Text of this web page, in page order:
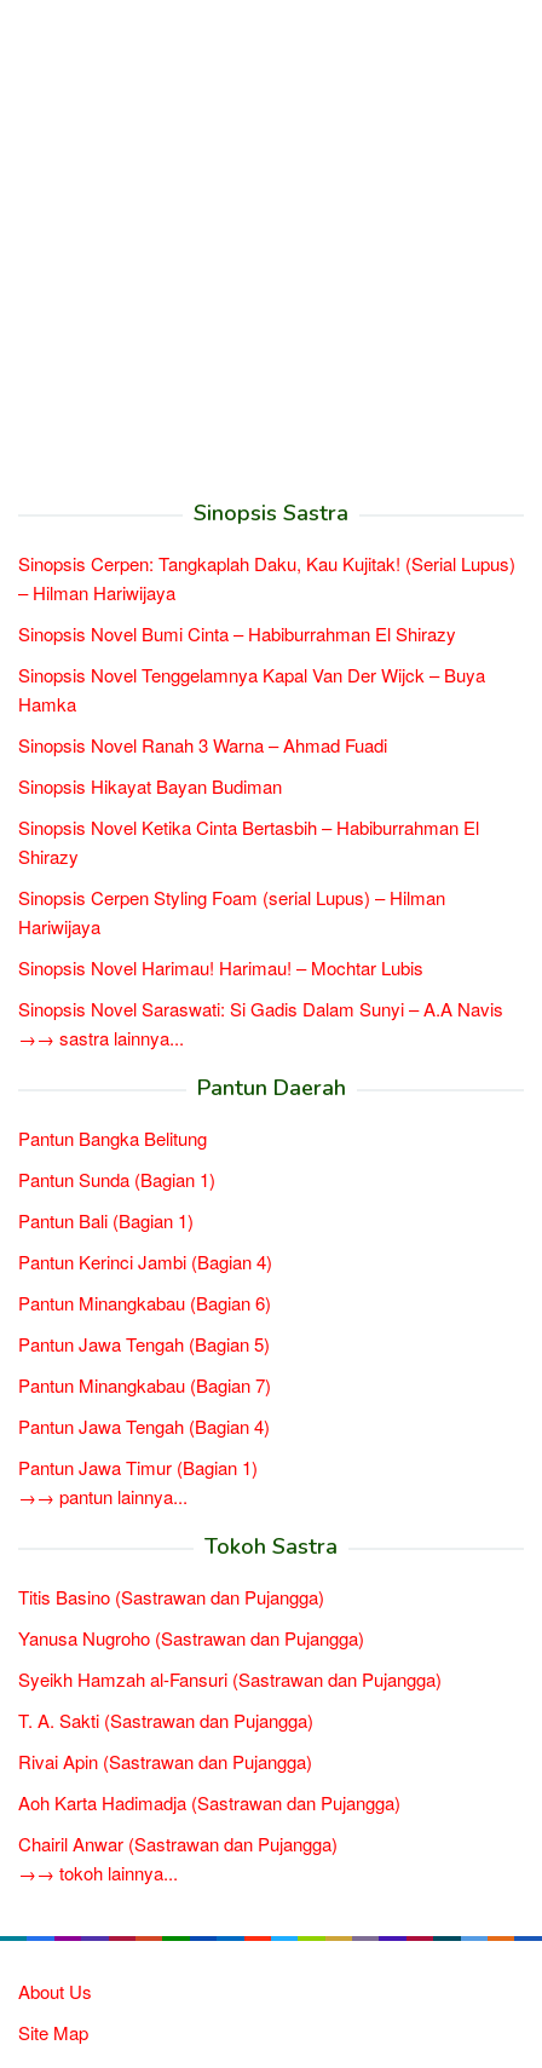
Sinopsis Sastra
Sinopsis Cerpen: Tangkaplah Daku, Kau Kujitak! (Serial Lupus)
– Hilman Hariwijaya
Sinopsis Novel Bumi Cinta – Habiburrahman El Shirazy
Sinopsis Novel Tenggelamnya Kapal Van Der Wijck – Buya
Hamka
Sinopsis Novel Ranah 3 Warna – Ahmad Fuadi
Sinopsis Hikayat Bayan Budiman
Sinopsis Novel Ketika Cinta Bertasbih – Habiburrahman El
Shirazy
Sinopsis Cerpen Styling Foam (serial Lupus) – Hilman
Hariwijaya
Sinopsis Novel Harimau! Harimau! – Mochtar Lubis
Sinopsis Novel Saraswati: Si Gadis Dalam Sunyi – A.A Navis
→→ sastra lainnya...
Pantun Daerah
Pantun Bangka Belitung
Pantun Sunda (Bagian 1)
Pantun Bali (Bagian 1)
Pantun Kerinci Jambi (Bagian 4)
Pantun Minangkabau (Bagian 6)
Pantun Jawa Tengah (Bagian 5)
Pantun Minangkabau (Bagian 7)
Pantun Jawa Tengah (Bagian 4)
Pantun Jawa Timur (Bagian 1)
→→ pantun lainnya...
Tokoh Sastra
Titis Basino (Sastrawan dan Pujangga)
Yanusa Nugroho (Sastrawan dan Pujangga)
Syeikh Hamzah al-Fansuri (Sastrawan dan Pujangga)
T. A. Sakti (Sastrawan dan Pujangga)
Rivai Apin (Sastrawan dan Pujangga)
Aoh Karta Hadimadja (Sastrawan dan Pujangga)
Chairil Anwar (Sastrawan dan Pujangga)
→→ tokoh lainnya...
About Us
Site Map